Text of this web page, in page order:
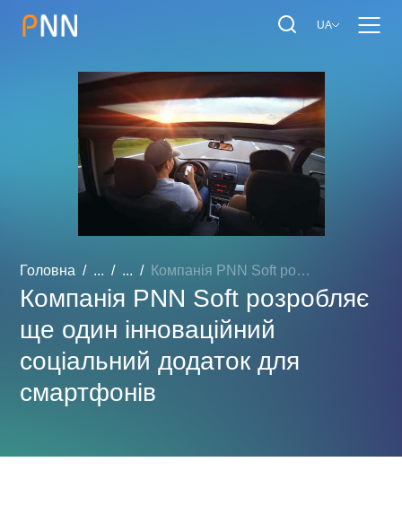
UA
Головна ... ... Компанія PNN Soft розробл...
Компанія PNN Soft розробляє
ще один інноваційний
соціальний додаток для
смартфонів